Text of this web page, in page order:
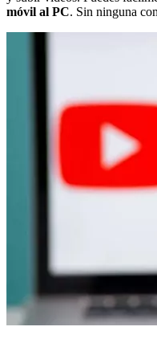
móvil al PC. Sin ninguna